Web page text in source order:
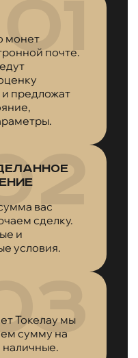
монет
почте.
предложат
вас
сделку.
и
условия.
Токелау мы
сумму на
наличные.